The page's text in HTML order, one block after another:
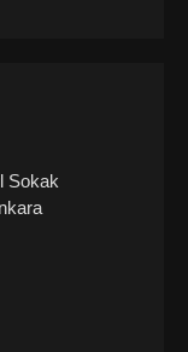
Sokak